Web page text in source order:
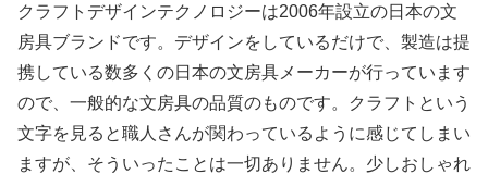
クラフトデザインテクノロジーは2006年設立の日本の文
房具ブランドです。デザインをしているだけで、製造は提
携している数多くの日本の文房具メーカーが行っています
ので、一般的な文房具の品質のものです。クラフトという
文字を見ると職人さんが関わっているように感じてしまい
ますが、そういったことは一切ありません。少しおしゃれ